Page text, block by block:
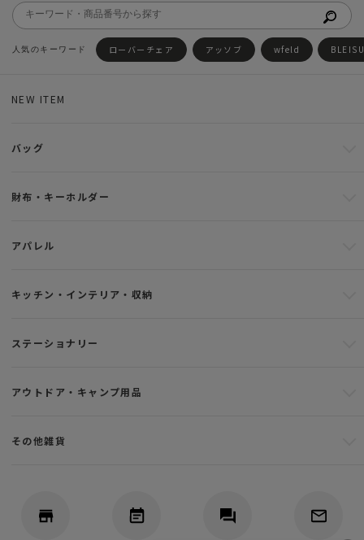
ローバーチェア アッソブ wfeld
NEW ITEM
バッグ
財布・キーホルダー
アパレル
キッチン・インテリア・収納
ステーショナリー
アウトドア・キャンプ用品
その他雑貨